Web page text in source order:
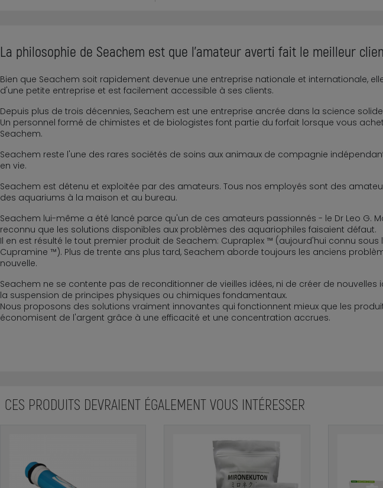
La philosophie de Seachem est que l'amateur averti fait le meilleur
Bien que Seachem soit rapidement devenue une entreprise nationale et internationale,
d'une petite entreprise et est facilement accessible à ses clients.
Depuis plus de trois décennies, Seachem est une entreprise ancrée dans la science
Un personnel formé de chimistes et de biologistes font partie du forfait lorsque vous
Seachem.
Seachem reste l'une des rares sociétés de soins aux animaux de compagnie
en vie.
Seachem est détenu et exploitée par des amateurs. Tous nos employés sont des
des aquariums à la maison et au bureau.
Seachem lui-même a été lancé parce qu'un de ces amateurs passionnés - le Dr Leo G.
reconnu que les solutions disponibles aux problèmes des aquariophiles faisaient défaut.
Il en est résulté le tout premier produit de Seachem: Cupraplex ™ (aujourd'hui connu sous
Cupramine ™). Plus de trente ans plus tard, Seachem aborde toujours les anciens
nouvelle.
Seachem ne se contente pas de reconditionner de vieilles idées, ni de créer de nouvelles
la suspension de principes physiques ou chimiques fondamentaux.
Nous proposons des solutions vraiment innovantes qui fonctionnent mieux que les
économisent de l'argent grâce à une efficacité et une concentration accrues.
CES PRODUITS DEVRAIENT ÉGALEMENT VOUS INTÉRESSER